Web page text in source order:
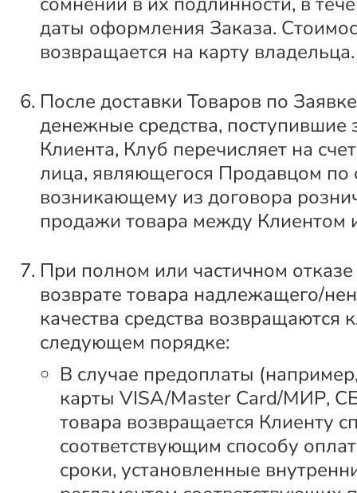
даты оформления Заказа.
возвращается на карту владельца.
После доставки Товаров по
денежные средства, поступившие
Клиента, Клуб перечисляет на
лица, являющегося Продавцом по
возникающему из договора
продажи товара между Клиентом
При полном или частичном отказе
возврате товара надлежащего/
качества средства возвращаются
следующем порядке:
В случае предоплаты
карты VISA/Master Card/МИР,
товара возвращается Клиенту
соответствующим способу
сроки, установленные